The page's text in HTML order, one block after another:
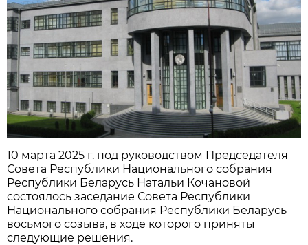
10 марта 2025 г. под руководством Председателя
Совета Республики Национального собрания
Республики Беларусь Натальи Кочановой
состоялось заседание Совета Республики
Национального собрания Республики Беларусь
восьмого созыва, в ходе которого приняты
следующие решения.